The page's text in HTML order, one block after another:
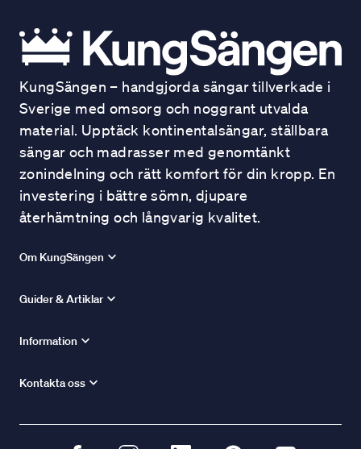
KungSängen – handgjorda sängar tillverkade i
Sverige med omsorg och noggrant utvalda
material. Upptäck kontinentalsängar, ställbara
sängar och madrasser med genomtänkt
zonindelning och rätt komfort för din kropp. En
investering i bättre sömn, djupare
återhämtning och långvarig kvalitet.
Om KungSängen
Guider & Artiklar
Information
Kontakta oss